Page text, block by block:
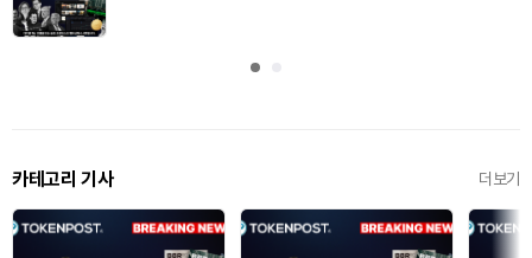
카테고리 기사 더보기